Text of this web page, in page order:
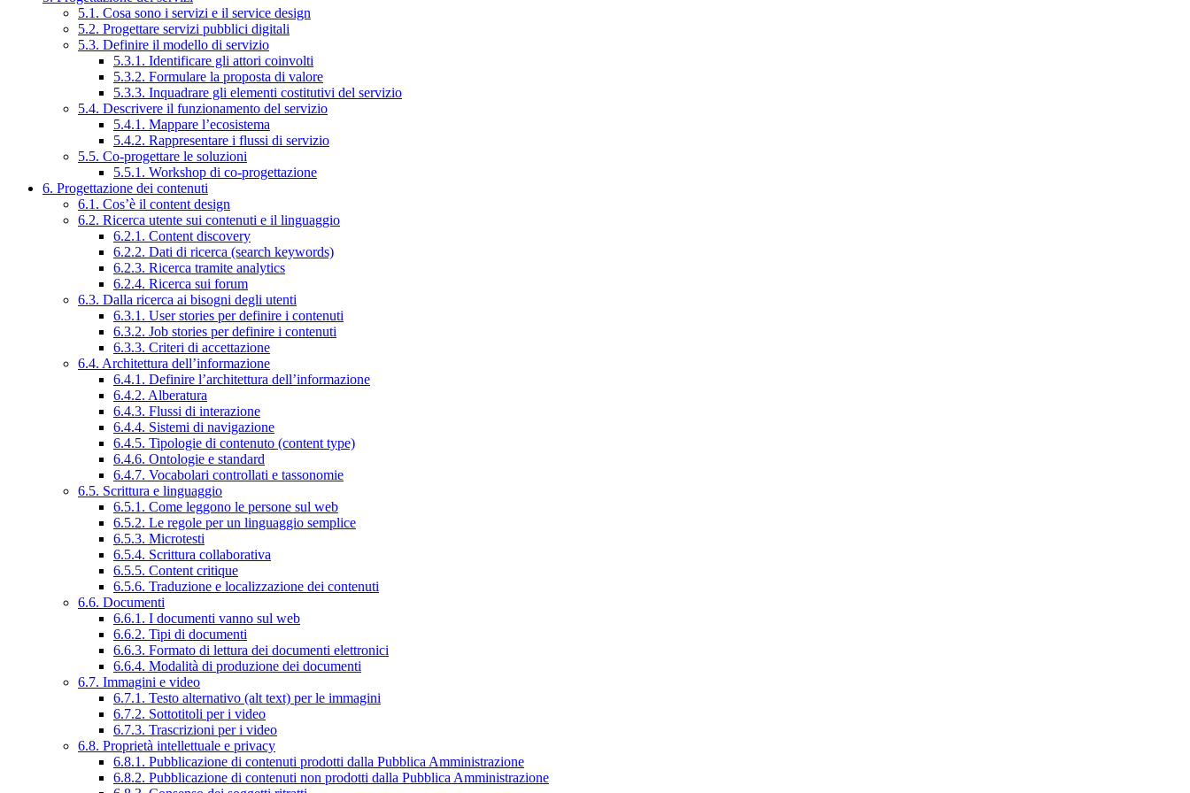
5.1. Cosa sono i servizi e il service design
5.2. Progettare servizi pubblici digitali
5.3. Definire il modello di servizio
5.3.1. Identificare gli attori coinvolti
5.3.2. Formulare la proposta di valore
5.3.3. Inquadrare gli elementi costitutivi del servizio
5.4. Descrivere il funzionamento del servizio
5.4.1. Mappare l’ecosistema
5.4.2. Rappresentare i flussi di servizio
5.5. Co-progettare le soluzioni
5.5.1. Workshop di co-progettazione
6. Progettazione dei contenuti
6.1. Cos’è il content design
6.2. Ricerca utente sui contenuti e il linguaggio
6.2.1. Content discovery
6.2.2. Dati di ricerca (search keywords)
6.2.3. Ricerca tramite analytics
6.2.4. Ricerca sui forum
6.3. Dalla ricerca ai bisogni degli utenti
6.3.1. User stories per definire i contenuti
6.3.2. Job stories per definire i contenuti
6.3.3. Criteri di accettazione
6.4. Architettura dell’informazione
6.4.1. Definire l’architettura dell’informazione
6.4.2. Alberatura
6.4.3. Flussi di interazione
6.4.4. Sistemi di navigazione
6.4.5. Tipologie di contenuto (content type)
6.4.6. Ontologie e standard
6.4.7. Vocabolari controllati e tassonomie
6.5. Scrittura e linguaggio
6.5.1. Come leggono le persone sul web
6.5.2. Le regole per un linguaggio semplice
6.5.3. Microtesti
6.5.4. Scrittura collaborativa
6.5.5. Content critique
6.5.6. Traduzione e localizzazione dei contenuti
6.6. Documenti
6.6.1. I documenti vanno sul web
6.6.2. Tipi di documenti
6.6.3. Formato di lettura dei documenti elettronici
6.6.4. Modalità di produzione dei documenti
6.7. Immagini e video
6.7.1. Testo alternativo (alt text) per le immagini
6.7.2. Sottotitoli per i video
6.7.3. Trascrizioni per i video
6.8. Proprietà intellettuale e privacy
6.8.1. Pubblicazione di contenuti prodotti dalla Pubblica Amministrazione
6.8.2. Pubblicazione di contenuti non prodotti dalla Pubblica Amministrazione